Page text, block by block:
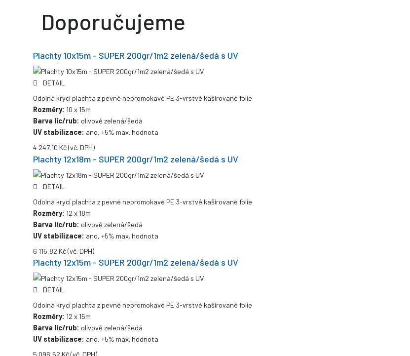
Doporučujeme
Plachty 10x15m - SUPER 200gr/1m2 zelená/šedá s UV
DETAIL
Odolná krycí plachta z pevné nepromokavé PE 3-vrstvé kašírované folie
Rozměry: 10 x 15m
Barva líc/rub: olivově zelená/šedá
UV stabilizace: ano, +5% max. hodnota
4 247,10 Kč(vč. DPH)
Plachty 12x18m - SUPER 200gr/1m2 zelená/šedá s UV
DETAIL
Odolná krycí plachta z pevné nepromokavé PE 3-vrstvé kašírované folie
Rozměry: 12 x 18m
Barva líc/rub: olivově zelená/šedá
UV stabilizace: ano, +5% max. hodnota
6 115,82 Kč(vč. DPH)
Plachty 12x15m - SUPER 200gr/1m2 zelená/šedá s UV
DETAIL
Odolná krycí plachta z pevné nepromokavé PE 3-vrstvé kašírované folie
Rozměry: 12 x 15m
Barva líc/rub: olivově zelená/šedá
UV stabilizace: ano, +5% max. hodnota